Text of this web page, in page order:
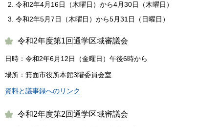
令和2年4月16日（木曜日）から4月30日（木曜日）
令和2年5月7日（木曜日）から5月31日（日曜日）
令和2年度第1回通学区域審議会
日時：令和2年6月12日（金曜日）午後6時から
場所：箕面市役所本館3階委員会室
資料と議事録へのリンク
令和2年度第2回通学区域審議会